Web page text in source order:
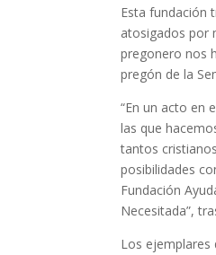
Esta fundación
atosigados por
pregonero nos
pregón de la
“En un acto en
las que
tantos
posibilidades
Fundación
Necesitada”,
Los ejemplares